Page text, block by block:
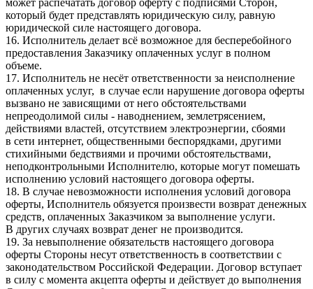
может распечатать договор оферту с подписями Сторон,
который будет представлять юридическую силу, равную
юридической силе настоящего договора.
16. Исполнитель делает всё возможное для бесперебойного
предоставления Заказчику оплаченных услуг в полном
объеме.
17. Исполнитель не несёт ответственности за неисполнение
оплаченных услуг, в случае если нарушение договора оферты
вызвано не зависящими от него обстоятельствами
непреодолимой силы - наводнением, землетрясением,
действиями властей, отсутствием электроэнергии, сбоями
в сети интернет, общественными беспорядками, другими
стихийными бедствиями и прочими обстоятельствами,
неподконтрольными Исполнителю, которые могут помешать
исполнению условий настоящего договора оферты.
18. В случае невозможности исполнения условий договора
оферты, Исполнитель обязуется произвести возврат денежных
средств, оплаченных Заказчиком за выполнение услуги.
В других случаях возврат денег не производится.
19. За невыполнение обязательств настоящего договора
оферты Стороны несут ответственность в соответствии с
законодательством Российской Федерации. Договор вступает
в силу с момента акцепта оферты и действует до выполнения